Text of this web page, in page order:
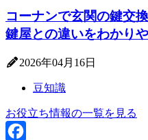
コーナンで玄関の鍵交
鍵屋との違いをわかり
2026年04月16日
豆知識
お役立ち情報の一覧を見る